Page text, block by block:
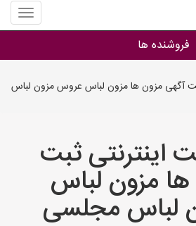
منوی
سایت
عسل
فروشنده ها
گروه ها
آگهی مزون ها مزون لباس عروس مزون لباس
اینترنتی ثبت
مزون لباس
لباس مجلسی